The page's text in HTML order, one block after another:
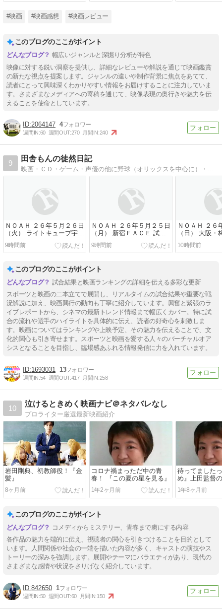
#映画 #映画感想 #映画レビュー
このブログのここがポイント
幅広いジャンルと深掘り分析が特色
映像に対する鋭い洞察を提供し、詳細なレビューや解説を通じて映画鑑賞
の新たな視点を提案します。ジャンルの違いや制作背景に焦点をあてて、
読者にとって興味深くわかりやすい情報をお届けすることに注力していま
す。さまざまなメディアへの寄稿を通じて、映像表現の奥行きや魅力を伝
えることを使命としています。
2064147 4
週間IN:60 週間OUT:270 月間IN:240
9
田舎もんの徒然日記
映画・ＣＤ・ゲーム・声優の他に野球（オリックスを中心に）・プロレスと日々の様々な出来事を綴っています。
ＮＯＡＨ ２６年５月２６日
（火） ライトキューブ宇都
宮 試合結果
9時間前
ＮＯＡＨ ２６年５月２５日
（月） 新宿ＦＡＣＥ 試合
結果
9時間前
ＮＯＡＨ ２６
（日） 大阪・
ル ステラホー
10時間前
このブログのここがポイント
試合結果と映画ランキングの詳細を伝える多彩な更新
スポーツと映画の二本立てで展開し、リアルタイムの試合結果や重要な戦
況解説に加え、映画興行の動向も丁寧に紹介しています。興奮と緊張のラ
イブレポートから、シネマの最新トレンド情報まで幅広くカバー。特に試
合の流れや選手のハイライトを具体的に伝え、読者の好奇心を刺激しま
す。映画についてはランキングや上映予定、その魅力を伝えることで、文
化的関心も引き寄せます。スポーツと映画を愛する人々のバーチャルオア
シスとなることを目指し、臨場感あふれる情報発信に力を入れています。
1693031 13
週間IN:54 週間OUT:417 月間IN:258
10
泣けるときめく映画ナビ＠ネタバレなし
プロライター厳選最新映画紹介
岩田剛典、初教師役！『金
髪』
8ヶ月前
コロナ禍まっただ中の青
春！ 『この夏の星を見る』
1年2ヶ月前
待ってました
め』上田監督
グリースクワ
7人の詐欺師』
1年8ヶ月前
このブログのここがポイント
コメディからミステリー、青春まで虜にする内容
各作品の魅力を端的に伝え、視聴者の関心を引きつけることを目的として
います。人間関係や社会の一端を描いた内容が多く、キャストの演技やス
トーリーの深みを強調します。展開やテーマにバラエティがあり、現代の
さまざまな感情や状況をさりげなく紹介しています。
842650 1
週間IN:50 週間OUT:60 月間IN:150